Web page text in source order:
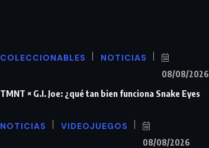
COLECCIONABLES NOTICIAS
08/08/2026
TMNT × G.I. Joe: ¿qué tan bien funciona Snake Eyes
NOTICIAS VIDEOJUEGOS
08/08/2026